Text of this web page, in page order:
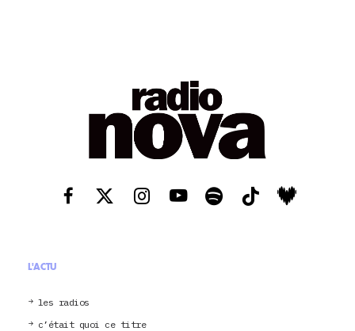
L'ACTU
les radios
c’était quoi ce titre